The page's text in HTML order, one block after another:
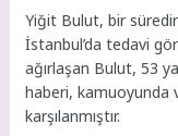
Yiğit Bulut, bir
İstanbul’da tedavi
ağırlaşan Bulut, 53
haberi, kamuoyunda
karşılanmıştır.